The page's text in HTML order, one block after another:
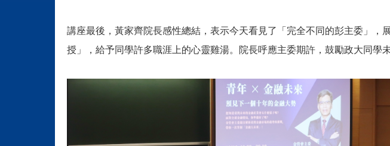
講座最後，黃家齊院長感性總結，表示今天看見了「完全不同的彭主委」
授」，給予同學許多職涯上的心靈雞湯。院長呼應主委期許，鼓勵政大同學